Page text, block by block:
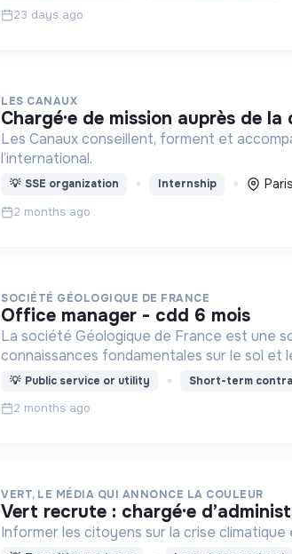
23 days ago
LES CANAUX
chargé·e de mission auprès de
Les Canaux conseillent, forment et
l’international.
💡 SSE organization Internship
2 months ago
SOCIÉTÉ GÉOLOGIQUE DE FRANCE
office manager - cdd 6 mois
La société Géologique de France est une
connaissances fondamentales sur le sol et
💡 Public service or utility Short-term
2 months ago
VERT, LE MÉDIA QUI ANNONCE LA COULEUR
vert recrute : chargé·e
Informer les citoyens sur la crise